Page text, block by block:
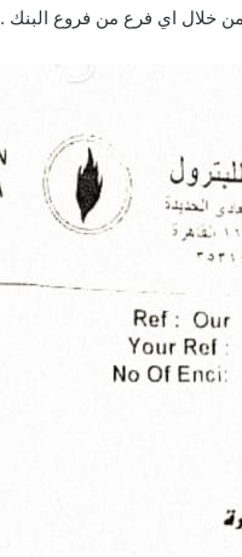
اي فرع من فروع البنك .